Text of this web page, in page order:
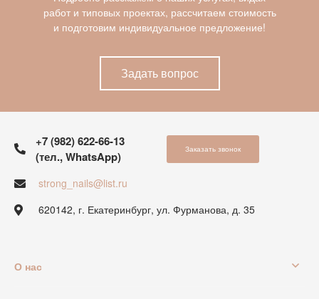
работ и типовых проектах, рассчитаем стоимость
и подготовим индивидуальное предложение!
Задать вопрос
+7 (982) 622-66-13
(тел., WhatsApp)
Заказать звонок
strong_nails@list.ru
620142, г. Екатеринбург, ул. Фурманова, д. 35
О нас